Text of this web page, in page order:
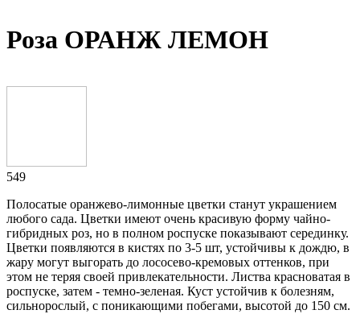
Роза ОРАНЖ ЛЕМОН
549
Полосатые оранжево-лимонные цветки станут украшением
любого сада. Цветки имеют очень красивую форму чайно-
гибридных роз, но в полном роспуске показывают серединку.
Цветки появляются в кистях по 3-5 шт, устойчивы к дождю, в
жару могут выгорать до лососево-кремовых оттенков, при
этом не теряя своей привлекательности. Листва красноватая в
роспуске, затем - темно-зеленая. Куст устойчив к болезням,
сильнорослый, с поникающими побегами, высотой до 150 см.